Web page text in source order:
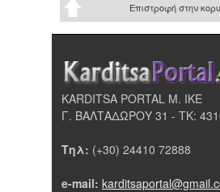
Επιστροφή στην
KARDITSA PORTAL Μ. ΙΚΕ
Γ. ΒΑΛΤΑΔΩΡΟΥ 31 - ΤΚ:
Τηλ: (+30) 24410 72888
e-mail: